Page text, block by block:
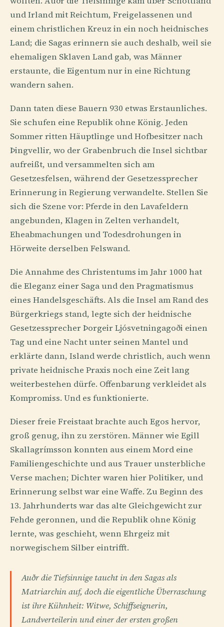
und Irland mit Reichtum, Freigelassenen und
einem christlichen Kreuz in ein noch heidnisches
Land; die Sagas erinnern sie auch deshalb, weil sie
ehemaligen Sklaven Land gab, was Männer
erstaunte, die Eigentum nur in eine Richtung
wandern sahen.
Dann taten diese Bauern 930 etwas Erstaunliches.
Sie schufen eine Republik ohne König. Jeden
Sommer ritten Häuptlinge und Hofbesitzer nach
Þingvellir, wo der Grabenbruch die Insel sichtbar
aufreißt, und versammelten sich am
Gesetzesfelsen, während der Gesetzessprecher
Erinnerung in Regierung verwandelte. Stellen Sie
sich die Szene vor: Pferde in den Lavafeldern
angebunden, Klagen in Zelten verhandelt,
Eheabmachungen und Todesdrohungen in
Hörweite derselben Felswand.
Die Annahme des Christentums im Jahr 1000 hat
die Eleganz einer Saga und den Pragmatismus
eines Handelsgeschäfts. Als die Insel am Rand des
Bürgerkriegs stand, legte sich der heidnische
Gesetzessprecher Þorgeir Ljósvetningagoði einen
Tag und eine Nacht unter seinen Mantel und
erklärte dann, Island werde christlich, auch wenn
private heidnische Praxis noch eine Zeit lang
weiterbestehen dürfe. Offenbarung verkleidet als
Kompromiss. Und es funktionierte.
Dieser freie Freistaat brachte auch Egos hervor,
groß genug, ihn zu zerstören. Männer wie Egill
Skallagrímsson konnten aus einem Mord eine
Familiengeschichte und aus Trauer unsterbliche
Verse machen; Dichter waren hier Politiker, und
Erinnerung selbst war eine Waffe. Zu Beginn des
13. Jahrhunderts war das alte Gleichgewicht zur
Fehde geronnen, und die Republik ohne König
lernte, was geschieht, wenn Ehrgeiz mit
norwegischem Silber eintrifft.
Auðr die Tiefsinnige taucht in den Sagas als
Matriarchin auf, doch die eigentliche Überraschung
ist ihre Kühnheit: Witwe, Schiffseignerin,
Landverteilerin und einer der ersten großen